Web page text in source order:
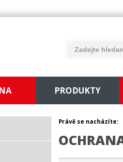
PRODUKTY
Právě se nacházíte: